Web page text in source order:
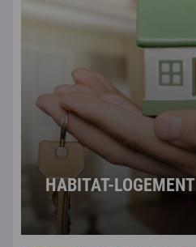
HABITAT-LOGEMENT